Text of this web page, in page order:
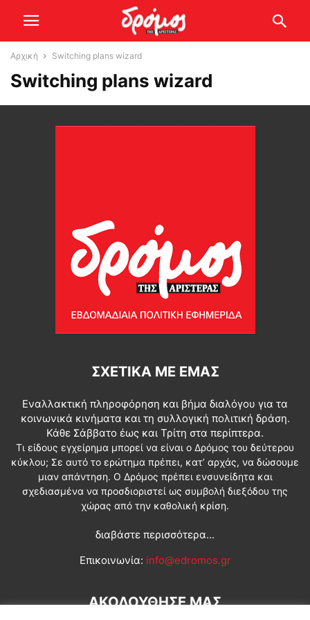
Αρχική Switching plans wizard
Switching plans wizard
ΣΧΕΤΙΚΆ ΜΕ ΕΜΆΣ
Εναλλακτική πληροφόρηση και βήμα διαλόγου για τα
κοινωνικά κινήματα και τη συλλογική πολιτική δράση.
Κάθε Σάββατο έως και Τρίτη στα περίπτερα.
Τι είδους εγχείρημα μπορεί να είναι ο Δρόμος του δεύτερου
κύκλου; Σε αυτό το ερώτημα πρέπει, κατ’ αρχάς, να δώσουμε
μιαν απάντηση. Ο Δρόμος πρέπει ενσυνείδητα και
σχεδιασμένα να προσδιοριστεί ως συμβολή διεξόδου της
χώρας από την καθολική κρίση.
διαβάστε περισσότερα...
Επικοινωνία: info@edromos.gr
ΑΚΟΛΟΥΘΗΣΕ ΜΑΣ